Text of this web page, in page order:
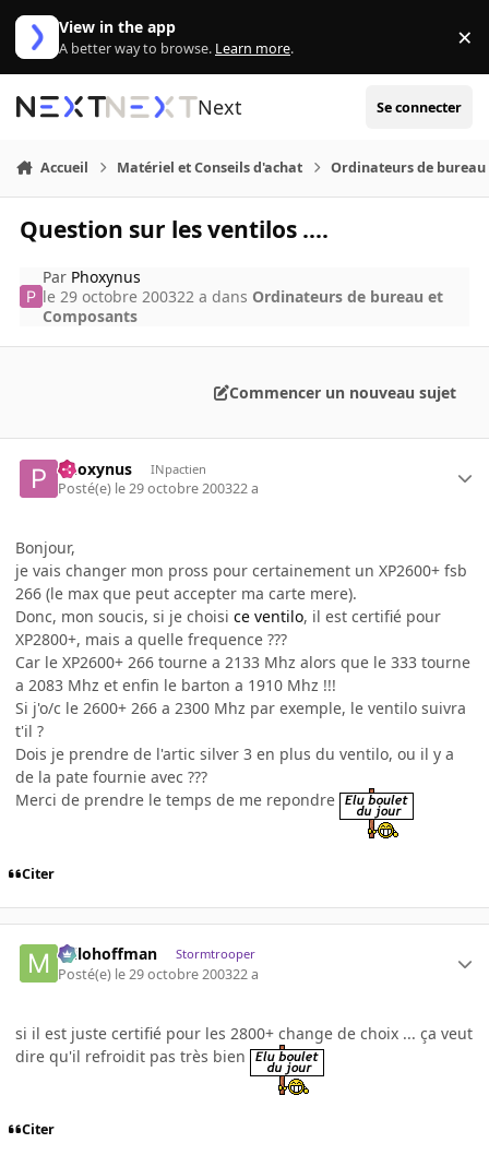
Aller au contenu
View in the app
A better way to browse. Learn more. ×
Next Se connecter
Accueil Matériel et Conseils d'achat Ordinateurs de bureau
Question sur les ventilos ....
Par Phoxynus
le 29 octobre 200322 a dans Ordinateurs de bureau et
Composants
Commencer un nouveau sujet
Phoxynus INpactien
Posté(e) le 29 octobre 200322 a
Bonjour,
je vais changer mon pross pour certainement un XP2600+ fsb
266 (le max que peut accepter ma carte mere).
Donc, mon soucis, si je choisi ce ventilo, il est certifié pour
XP2800+, mais a quelle frequence ???
Car le XP2600+ 266 tourne a 2133 Mhz alors que le 333 tourne
a 2083 Mhz et enfin le barton a 1910 Mhz !!!
Si j'o/c le 2600+ 266 a 2300 Mhz par exemple, le ventilo suivra
t'il ?
Dois je prendre de l'artic silver 3 en plus du ventilo, ou il y a
de la pate fournie avec ???
Merci de prendre le temps de me repondre
Citer
milohoffman Stormtrooper
Posté(e) le 29 octobre 200322 a
si il est juste certifié pour les 2800+ change de choix ... ça veut
dire qu'il refroidit pas très bien
Citer